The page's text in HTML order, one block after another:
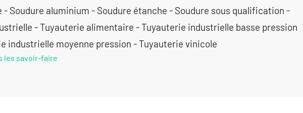
- Soudure aluminium - Soudure étanche - Soudure sous qualification -
- Tuyauterie alimentaire - Tuyauterie industrielle basse pression
industrielle moyenne pression - Tuyauterie vinicole
les savoir-faire